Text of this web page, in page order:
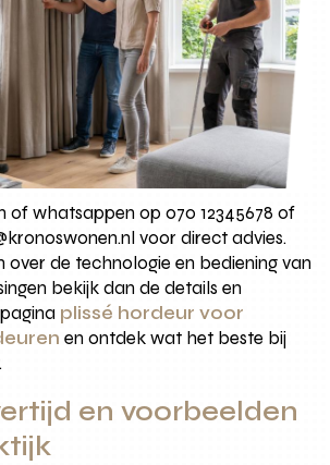
of whatsappen op 070 12345678 of
voor direct advies.
over de technologie en bediening van
bekijk dan de details en
plissé hordeur voor
en ontdek wat het beste bij
en voorbeelden